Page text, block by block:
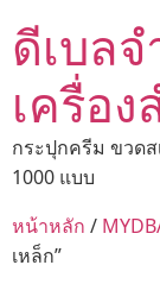
ดีเบล
เครื่อ
กระปุกครีม ขวด
1000 แบบ
หน้าหลัก /
เหล็ก”